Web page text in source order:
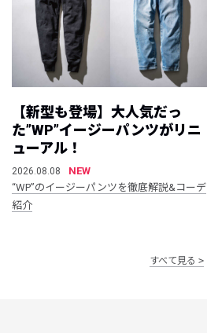
【新型も登場】大人気だっ
た”WP”イージーパンツがリニ
ューアル！
2026.08.08
NEW
“WP”のイージーパンツを徹底解説&コーデ
紹介
すべて見る